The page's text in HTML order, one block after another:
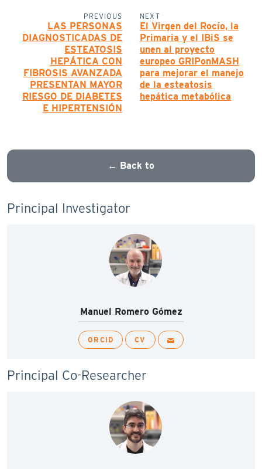
PREVIOUS
LAS PERSONAS
DIAGNOSTICADAS DE
ESTEATOSIS
HEPÁTICA CON
FIBROSIS AVANZADA
PRESENTAN MAYOR
RIESGO DE DIABETES
E HIPERTENSIÓN
NEXT
El Virgen del Rocío, la
Primaria y el IBiS se
unen al proyecto
europeo GRIPonMASH
para mejorar el manejo
de la esteatosis
hepática metabólica
← Back to
Principal Investigator
Manuel Romero Gómez
ORCID CV
Principal Co-Researcher